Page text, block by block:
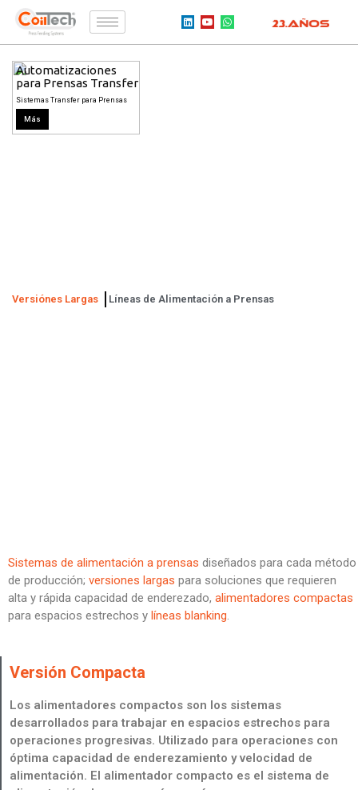
Sistemas Transfer para Prensas
Automatizaciones
para Prensas Transfer
Más
Versiónes LargasLíneas de Alimentación a Prensas
Sistemas de alimentación a prensas diseñados para cada método
de producción; versiones largas para soluciones que requieren
alta y rápida capacidad de enderezado, alimentadores compactas
para espacios estrechos y líneas blanking.
Versión Compacta
Los alimentadores compactos son los sistemas
desarrollados para trabajar en espacios estrechos para
operaciones progresivas. Utilizado para operaciones con
óptima capacidad de enderezamiento y velocidad de
alimentación. El alimentador compacto es el sistema de